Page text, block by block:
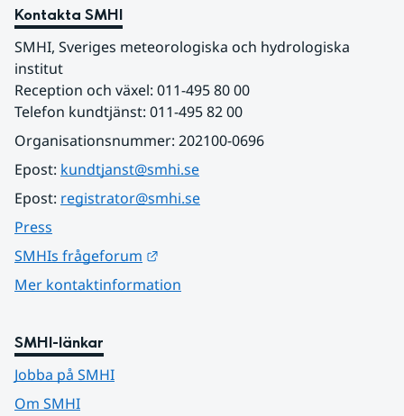
Kontakta SMHI
SMHI, Sveriges meteorologiska och hydrologiska
institut
Reception och växel: 011-495 80 00
Telefon kundtjänst: 011-495 82 00
Organisationsnummer: 202100-0696
Epost: kundtjanst@smhi.se
Epost: registrator@smhi.se
Press
SMHIs frågeforum
Mer kontaktinformation
SMHI-länkar
Jobba på SMHI
Om SMHI